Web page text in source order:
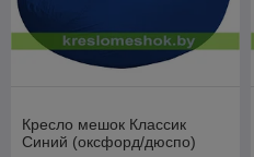
Кресло мешок Классик
Синий (оксфорд/дюспо)